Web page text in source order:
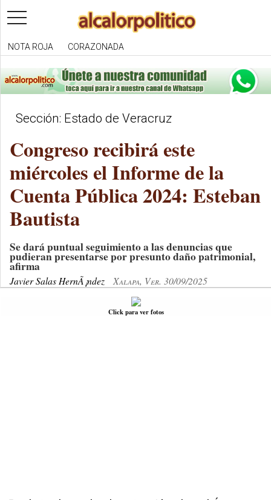
toggle
navigation
NOTA ROJA CORAZONADA
Sección: Estado de Veracruz
Congreso recibirá este
miércoles el Informe de la
Cuenta Pública 2024: Esteban
Bautista
Se dará puntual seguimiento a las denuncias que
pudieran presentarse por presunto daño patrimonial,
afirma
Javier Salas HernÃ¡ndez Xalapa, Ver. 30/09/2025
Click para ver fotos